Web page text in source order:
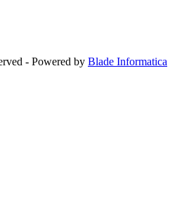
- Powered by Blade Informatica